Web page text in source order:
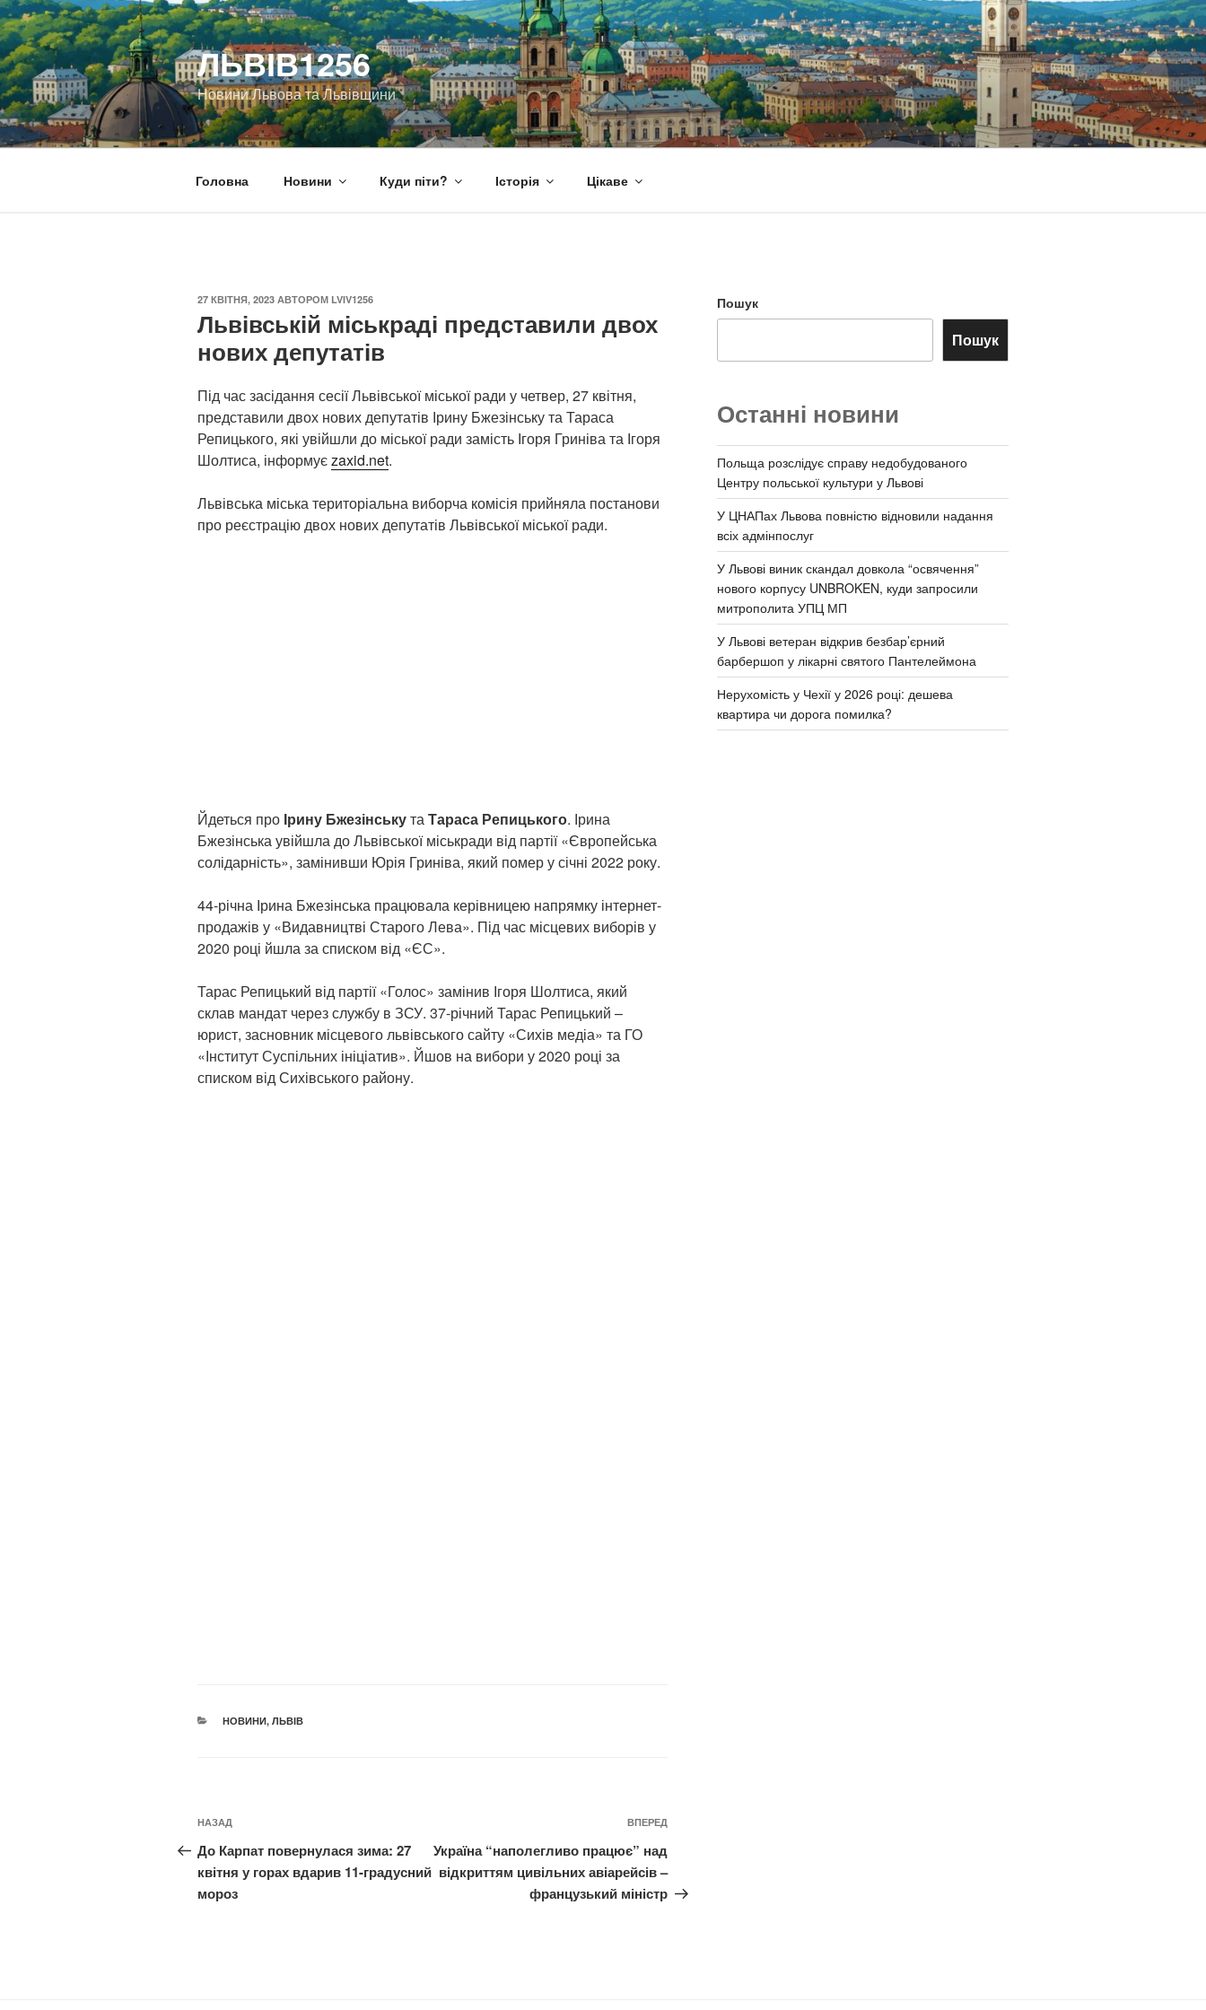
Перейти
до
вмісту
ЛЬВІВ1256
Новини Львова та Львівщини
Головна Новини Куди піти? Історія Цікаве
ОПУБЛІКОВАНО
27 КВІТНЯ, 2023 АВТОРОМ LVIV1256
Львівській міськраді представили двох
нових депутатів
Під час засідання сесії Львівської міської ради у четвер, 27 квітня,
представили двох нових депутатів Ірину Бжезінську та Тараса
Репицького, які увійшли до міської ради замість Ігоря Гриніва та Ігоря
Шолтиса, інформуєzaxid.net.
Львівська міська територіальна виборча комісія прийняла постанови
про реєстрацію двох нових депутатів Львівської міської ради.
Йдеться про Ірину БжезінськутаТараса Репицького. Ірина
Бжезінська увійшла до Львівської міськради від партії «Європейська
солідарність», замінивши Юрія Гриніва, який помер у січні 2022 року.
44-річна Ірина Бжезінська працювала керівницею напрямку інтернет-
продажів у «Видавництві Старого Лева». Під час місцевих виборів у
2020 році йшла за списком від «ЄС».
Тарас Репицький від партії «Голос» замінив Ігоря Шолтиса, який
склав мандат через службу в ЗСУ. 37-річний Тарас Репицький –
юрист, засновник місцевого львівського сайту «Сихів медіа» та ГО
«Інститут Суспільних ініціатив». Йшов на вибори у 2020 році за
списком від Сихівського району.
КАТЕГОРІЇ
НОВИНИ, ЛЬВІВ
Навігація
записів
Попередній
запис:
НАЗАД
До Карпат повернулася зима: 27
квітня у горах вдарив 11-градусний
мороз
Наступний
ВПЕРЕД
Україна “наполегливо працює” над
відкриттям цивільних авіарейсів –
французький міністр
Пошук
Пошук
Останні новини
Польща розслідує справу недобудованого
Центру польської культури у Львові
У ЦНАПах Львова повністю відновили надання
всіх адмінпослуг
У Львові виник скандал довкола “освячення”
нового корпусу UNBROKEN, куди запросили
митрополита УПЦ МП
У Львові ветеран відкрив безбар’єрний
барбершоп у лікарні святого Пантелеймона
Нерухомість у Чехії у 2026 році: дешева
квартира чи дорога помилка?